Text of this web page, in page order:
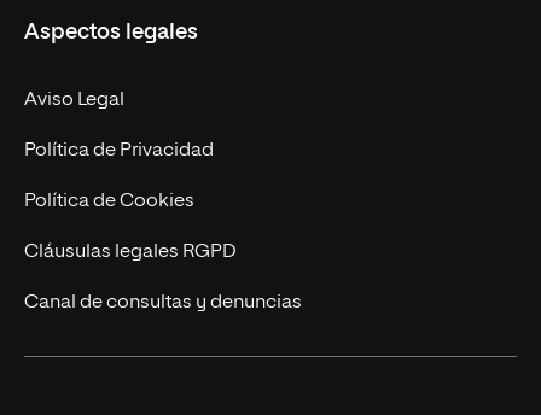
Empresa
MBA
Marketing y Comunicación
Ingeniería
Diseño
Ciencias de la Salud
Nuestro Equipo
Contacto
Aspectos legales
Aviso Legal
Política de Privacidad
Política de Cookies
Cláusulas legales RGPD
Canal de consultas y denuncias